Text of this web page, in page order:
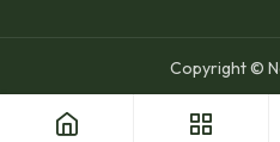
Copyright ©